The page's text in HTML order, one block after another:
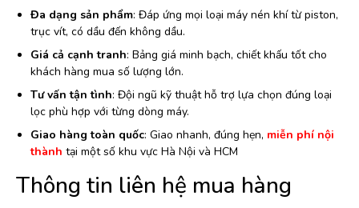
Đa dạng sản phẩm: Đáp ứng mọi loại máy nén khí từ piston,
trục vít, có dầu đến không dầu.
Giá cả cạnh tranh: Bảng giá minh bạch, chiết khấu tốt cho
khách hàng mua số lượng lớn.
Tư vấn tận tình: Đội ngũ kỹ thuật hỗ trợ lựa chọn đúng loại
lọc phù hợp với từng dòng máy.
Giao hàng toàn quốc: Giao nhanh, đúng hẹn, miễn phí nội
thành tại một số khu vực Hà Nội và HCM
Thông tin liên hệ mua hàng